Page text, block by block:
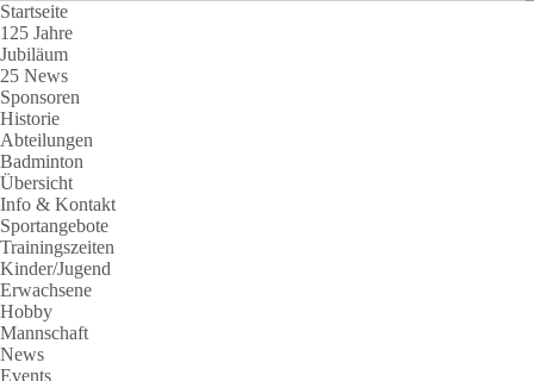
Startseite
125 Jahre
Jubiläum
25 News
Sponsoren
Historie
Abteilungen
Badminton
Übersicht
Info & Kontakt
Sportangebote
Trainingszeiten
Kinder/Jugend
Erwachsene
Hobby
Mannschaft
News
Events